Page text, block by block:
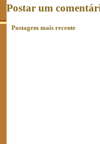
Postar um
Postagem mais recente